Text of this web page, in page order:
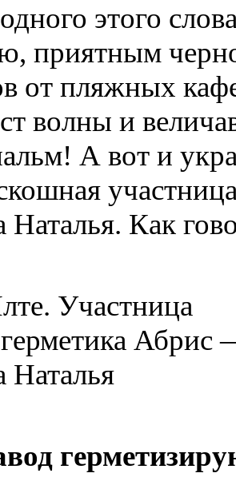
этого
приятным
от пляжных
волны и
А вот и
Наталья. Как